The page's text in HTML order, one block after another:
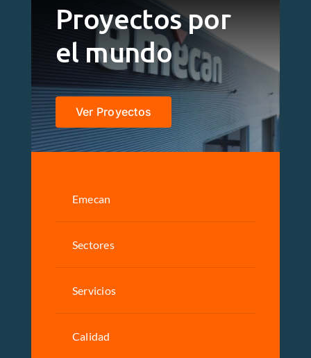
Proyectos por
el mundo
Ver Proyectos
Emecan
Sectores
Servicios
Calidad